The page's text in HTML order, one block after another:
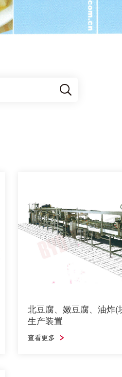
北豆腐、嫩豆腐、油炸(
生产装置
查看更多
北豆腐、嫩豆腐、油
动生产装